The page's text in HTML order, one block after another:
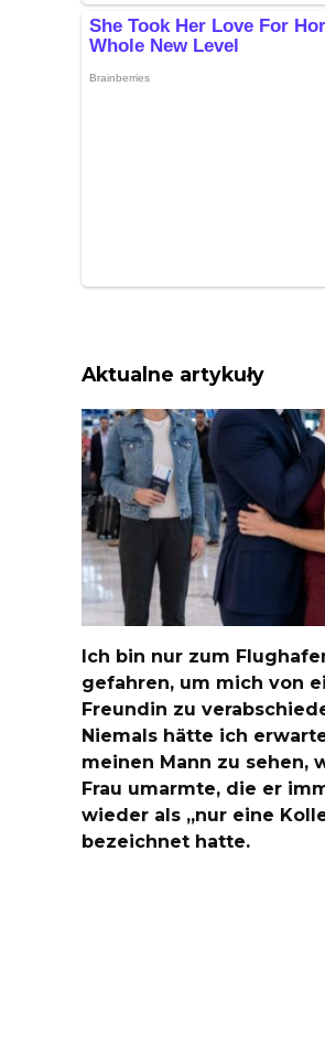
Aktualne artykuły
Ich bin nur zum
gefahren, um mich von
Freundin zu
Niemals hätte ich
meinen Mann zu sehen,
Frau umarmte, die er
wieder als „nur eine
bezeichnet hatte.